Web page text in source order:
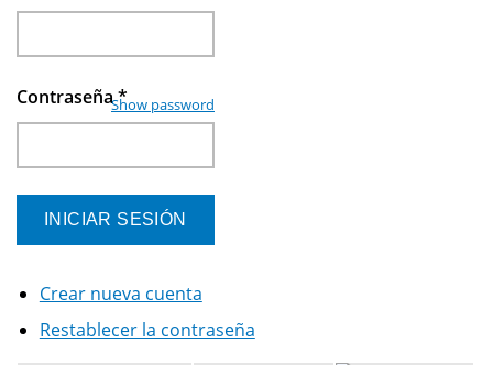
Contraseña*
Show password
Crear nueva cuenta
Restablecer la contraseña